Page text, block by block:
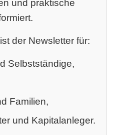
und praktische
der Newsletter für:
Selbstständige,
Familien,
und Kapitalanleger.